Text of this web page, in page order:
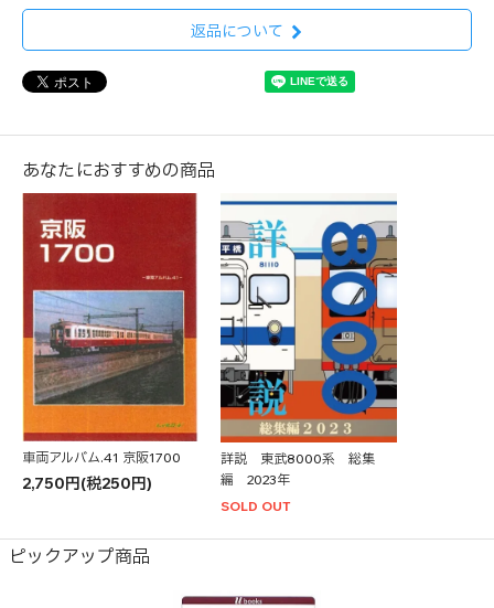
返品について
あなたにおすすめの商品
車両アルバム.41 京阪1700
2,750円(税250円)
詳説 東武8000系 総集
編 2023年
SOLD OUT
ピックアップ商品